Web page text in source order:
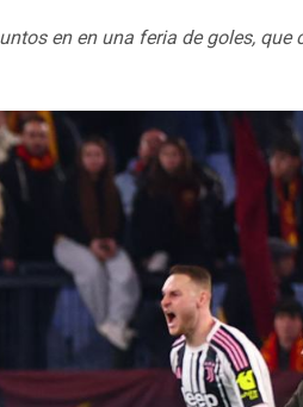
en en una feria de goles,